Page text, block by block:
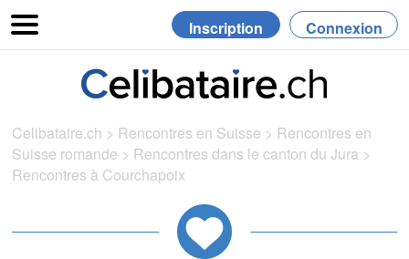
Inscription Connexion
Celibataire.ch > Rencontres en Suisse > Rencontres en
Suisse romande > Rencontres dans le canton du Jura >
Rencontres à Courchapoix